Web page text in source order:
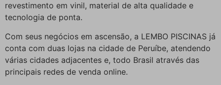
revestimento em vinil, material de alta qualidade e
tecnologia de ponta.
Com seus negócios em ascensão, a LEMBO PISCINAS já
conta com duas lojas na cidade de Peruíbe, atendendo
várias cidades adjacentes e, todo Brasil através das
principais redes de venda online.